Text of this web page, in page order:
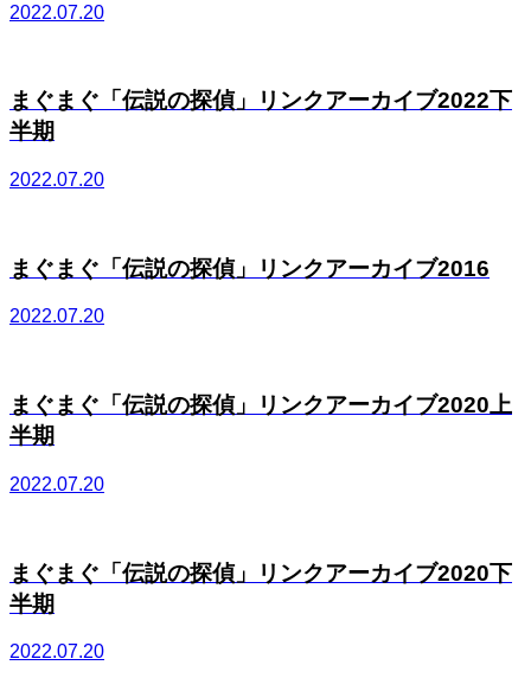
2022.07.20
まぐまぐ「伝説の探偵」リンクアーカイブ2022下
半期
2022.07.20
まぐまぐ「伝説の探偵」リンクアーカイブ2016
2022.07.20
まぐまぐ「伝説の探偵」リンクアーカイブ2020上
半期
2022.07.20
まぐまぐ「伝説の探偵」リンクアーカイブ2020下
半期
2022.07.20